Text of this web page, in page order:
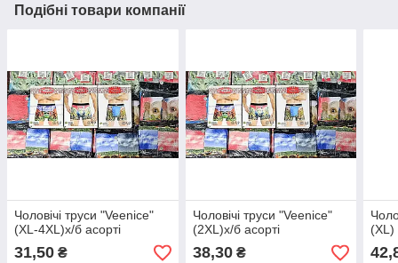
Подібні товари компанії
Чоловічі труси "Veenice"
(XL-4XL)х/б асорті
31,50 ₴
Чоловічі труси "Veenice"
(2XL)х/б асорті
38,30₴
(XL)